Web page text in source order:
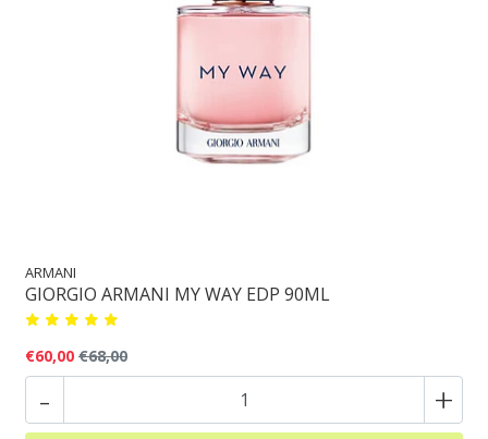
ARMANI
GIORGIO ARMANI MY WAY EDP 90ML
€60,00 €68,00
- +